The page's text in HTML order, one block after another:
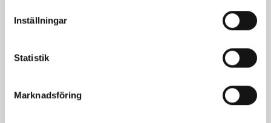
Inställningar
Statistik
Marknadsföring